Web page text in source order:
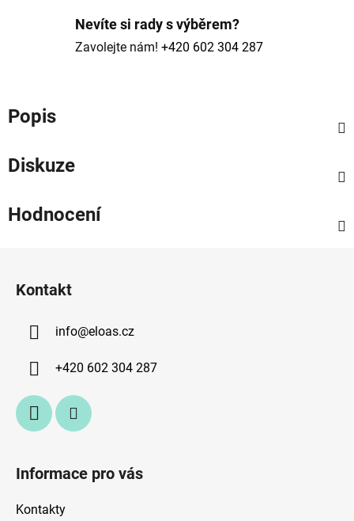
Nevíte si rady s výběrem?
Zavolejte nám! +420 602 304 287
Popis
Diskuze
Hodnocení
Kontakt
info@eloas.cz
+420 602 304 287
Informace pro vás
Kontakty